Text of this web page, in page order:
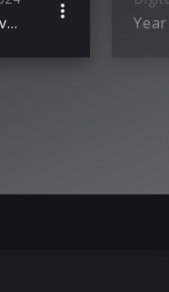
Saint-Saëns: Carnival of the Animals (Narrated by Jimmy Fallon)